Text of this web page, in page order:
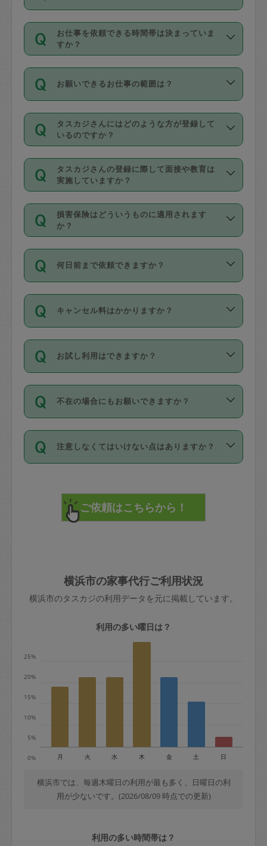
ル登録時にはご入力いただかなくても大
丈夫です。
デビットカード・プリペイドカード（Vプ
リカ、au WALLETなど）は支払にはご利
銀行振込や現金払いも対応していませ
なお、タスカジさんの交通費も、依頼料
金のご請求と合わせてお支払いとなりま
動計算で表示されます。
ポット」よりお得な料金でご利用できま
す。
定期の最低利用回数は設けていない代わ
りに、一定数を超えたキャンセルは有償
（例：毎週定期の場合は３回以上のキャ
ンセルが有償（1200円、隔週定期の場合
は２回以上のキャンセルが有償（1200
交通費は依頼料金とは別途発生し、依頼
料金のご請求と合わせてお支払いとなり
ます。交通費の金額は「依頼の詳細」に
お仕事を依頼できる時間帯は決まっていま
すか？
時間帯は3種類あります。いずれも１回あ
たり３時間です。
・ＡＭ ９時～１２時
・ＰＭ １３時～１６時
・夜 １８時～２１時
開始時間を２時間前後変更することが可
能です。依頼送信後、個別にタスカジさ
んにメッセージを送り調整してくださ
い。ただし、２時間を越えての調整はで
時間も被らない場合、損害保険の対象外
お願いできるお仕事の範囲は？
掃除、整理収納、洗濯、買い物、料理、
作り置きです。タスカジさんによってで
きる仕事の範囲が異なりますので、依頼
する前にタスカジさんのプロフィールで
確認してください。
基本的に、高所での作業や危険作業、屋
外での作業は対象外です。
タスカジさんにはどのような方が登録して
いるのですか？
主婦として長年の家事経験をお持ちの
方、栄養士・調理師といった資格者で保
育園や学校の給食やレストランで料理関
係の専門職に従事されていた方、日本で
すでにハウスキーパーや英語の先生とし
てお仕事をしているフィリピン出身の
社員など様々なバックグラウンドの方が
登録しています。
日本語も話せる方など様々です。
ールに記載していますので、各自の得意
を依頼してください。
タスカジさんの登録に際して面接や教育は
実施していますか？
応募の際に、各自事務局との面接と説明
を行っています。その後、身分証明書の
写真提出をしていただいています。外国
確認しています。タスカジさんトレーニ
ング動画を使ったセルフトレーニングの
現場トライアルを受け、合格したタスカ
ジさんが活動されています。
※テストセンターの講評は１件目のレビュ
参考
【詳細】タスカジさんの登録に際
損害保険はどういうものに適用されます
か？
依頼者とタスカジさんとの間でタスカジ
を通して成立した作業時間内での作業に
適用されます。作業範囲は、掃除、洗
です。作業中に物を壊したり、人にけが
をさせたりした場合が対象で、補償金額
す。
写真を撮り、
詳細FAQ：
損害賠償保険について教えて
何日前まで依頼できますか？
ご依頼は、現在を起点に3日後（72時間
以降）の日時から受付可能となっていま
す。
タスカジさんへ「募集」をかけることが
可能です。
キャンセル料はかかりますか？
キャンセル料には、以下の2種類がありま
す。
1. 直前キャンセル（定期、スポット契約
共通）
72時間を超える※と、以下のキャンセル
料が発生します。
直前キャンセル料：
72時間前〜24時間前＝依頼料金の50%
依頼者不在による当日キャンセル＝依頼
金額の100%＋交通費全額
※例：依頼日時／土曜日午前9時開始の場
50%
金曜日9時～土曜日8時まで＝依頼金額の
＋交通費全額
依頼者不在による当日キャンセル＝依頼
金額の100%＋交通費全額
定期契約をキャンセルする場合、毎週定
お試し利用はできますか？
「お試し利用」というメニューはありま
せんが、「一回のみ」依頼を活用するこ
とによって、気に入ったタスカジさんを
まず、条件の合う気になるタスカジさ
みてください。
その後、一番気に入ったタスカジさんに
不在の場合にもお願いできますか？
不在の場合の作業はタスカジさんの同意
が必要です。数回の依頼ののち、タスカ
ジさんと依頼者の間で十分な信頼関係が
てください。
不在時に部屋に入るためにタスカジさん
きた場合は損害保険の対象外となるので
ご注意ください。
注意しなくてはいけない点はありますか？
で、必ず鍵のかかるロッカーや金庫に入
れて依頼者の責任の元管理するよう心掛
けてください。
玉、など
あわせてこちらも参照ください：初めて
はありますか？
横浜市の家事代行ご利用状況
横浜市のタスカジの利用データを元に掲載しています。
利用の多い曜日は？
0%
5%
10%
15%
20%
25%
月 火 水 木 金 土 日
横浜市では、毎週木曜日の利用が最も多く、日曜日の利
用が少ないです。(2026/08/09 時点での更新)
利用の多い時間帯は？